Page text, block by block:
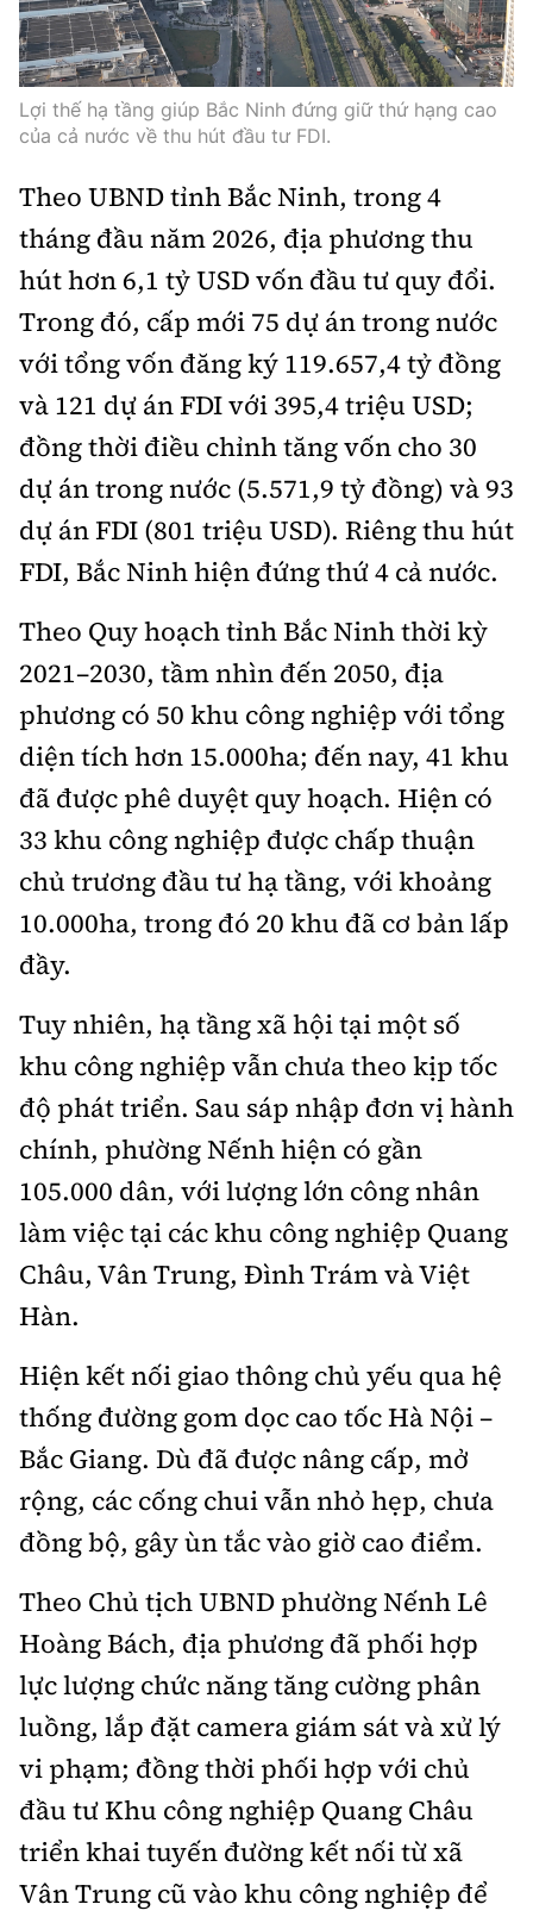
Lợi thế hạ tầng giúp Bắc Ninh đứng giữ thứ hạng cao
của cả nước về thu hút đầu tư FDI.
Theo UBND tỉnh Bắc Ninh, trong 4
tháng đầu năm 2026, địa phương thu
hút hơn 6,1 tỷ USD vốn đầu tư quy đổi.
Trong đó, cấp mới 75 dự án trong nước
với tổng vốn đăng ký 119.657,4 tỷ đồng
và 121 dự án FDI với 395,4 triệu USD;
đồng thời điều chỉnh tăng vốn cho 30
dự án trong nước (5.571,9 tỷ đồng) và 93
dự án FDI (801 triệu USD). Riêng thu hút
FDI, Bắc Ninh hiện đứng thứ 4 cả nước.
Theo Quy hoạch tỉnh Bắc Ninh thời kỳ
2021–2030, tầm nhìn đến 2050, địa
phương có 50 khu công nghiệp với tổng
diện tích hơn 15.000ha; đến nay, 41 khu
đã được phê duyệt quy hoạch. Hiện có
33 khu công nghiệp được chấp thuận
chủ trương đầu tư hạ tầng, với khoảng
10.000ha, trong đó 20 khu đã cơ bản lấp
đầy.
Tuy nhiên, hạ tầng xã hội tại một số
khu công nghiệp vẫn chưa theo kịp tốc
độ phát triển. Sau sáp nhập đơn vị hành
chính, phường Nếnh hiện có gần
105.000 dân, với lượng lớn công nhân
làm việc tại các khu công nghiệp Quang
Châu, Vân Trung, Đình Trám và Việt
Hàn.
Hiện kết nối giao thông chủ yếu qua hệ
thống đường gom dọc cao tốc Hà Nội –
Bắc Giang. Dù đã được nâng cấp, mở
rộng, các cống chui vẫn nhỏ hẹp, chưa
đồng bộ, gây ùn tắc vào giờ cao điểm.
Theo Chủ tịch UBND phường Nếnh Lê
Hoàng Bách, địa phương đã phối hợp
lực lượng chức năng tăng cường phân
luồng, lắp đặt camera giám sát và xử lý
vi phạm; đồng thời phối hợp với chủ
đầu tư Khu công nghiệp Quang Châu
triển khai tuyến đường kết nối từ xã
Vân Trung cũ vào khu công nghiệp để